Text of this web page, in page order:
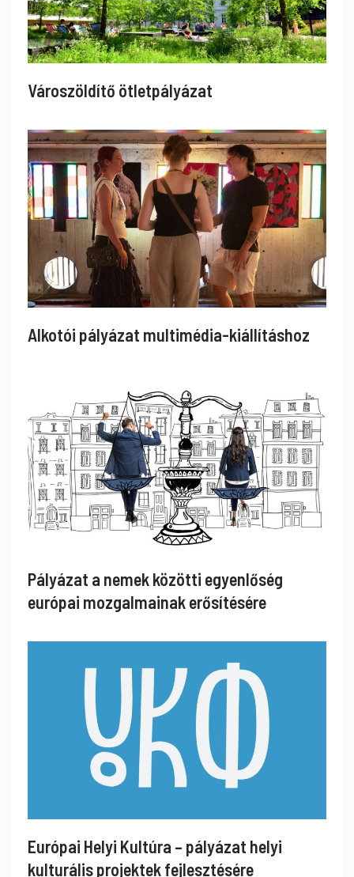
Városzöldítő ötletpályázat
Alkotói pályázat multimédia-kiállításhoz
Pályázat a nemek közötti egyenlőség
európai mozgalmainak erősítésére
Európai Helyi Kultúra – pályázat helyi
kulturális projektek fejlesztésére